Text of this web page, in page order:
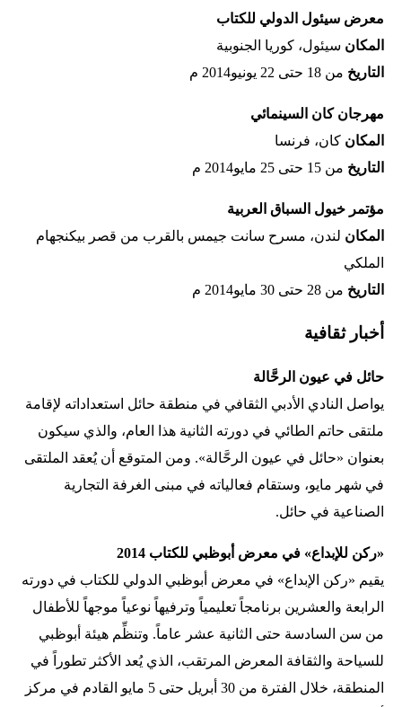
معرض سيئول الدولي للكتاب
المكان‭
التاريخ‭
مهرجان كان السينمائي
المكان‭
التاريخ‭
مؤتمر خيول السباق العربية
المكان‭
‬الملكي
التاريخ‭
أخبار ثقافية
حائل في عيون الرحَّالة
يواصل النادي الأدبي الثقافي في منطقة حائل استعداداته لإقامة
ملتقى حاتم الطائي في دورته الثانية هذا العام، والذي سيكون
بعنوان «حائل في عيون الرحَّالة». ومن المتوقع أن يُعقد الملتقى
في شهر مايو، وستقام فعالياته في مبنى الغرفة التجارية
الصناعية في حائل.
«ركن للإبداع» في معرض أبوظبي للكتاب 2014
يقيم «ركن الإبداع» في معرض أبوظبي الدولي للكتاب في دورته
الرابعة والعشرين برنامجاً تعليمياً وترفيهاً نوعياً موجهاً للأطفال
من سن السادسة حتى الثانية عشر عاماً. وتنظِّم هيئة أبوظبي
للسياحة والثقافة المعرض المرتقب، الذي يُعد الأكثر تطوراً في
المنطقة، خلال الفترة من 30 أبريل حتى 5 مايو القادم في مركز